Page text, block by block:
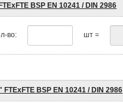
BSP EN 10241 / DIN 2986
во: шт =
BSP EN 10241 / DIN 2986